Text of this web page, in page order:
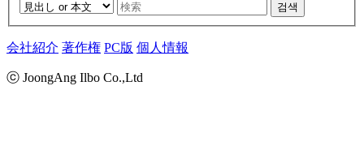
검색
会社紹介 著作権 PC版 個人情報
ⓒ JoongAng Ilbo Co.,Ltd